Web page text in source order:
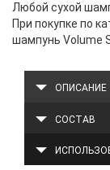
Любой сухой
При покупке по
шампунь Volume
ОПИСАНИЕ
СОСТАВ